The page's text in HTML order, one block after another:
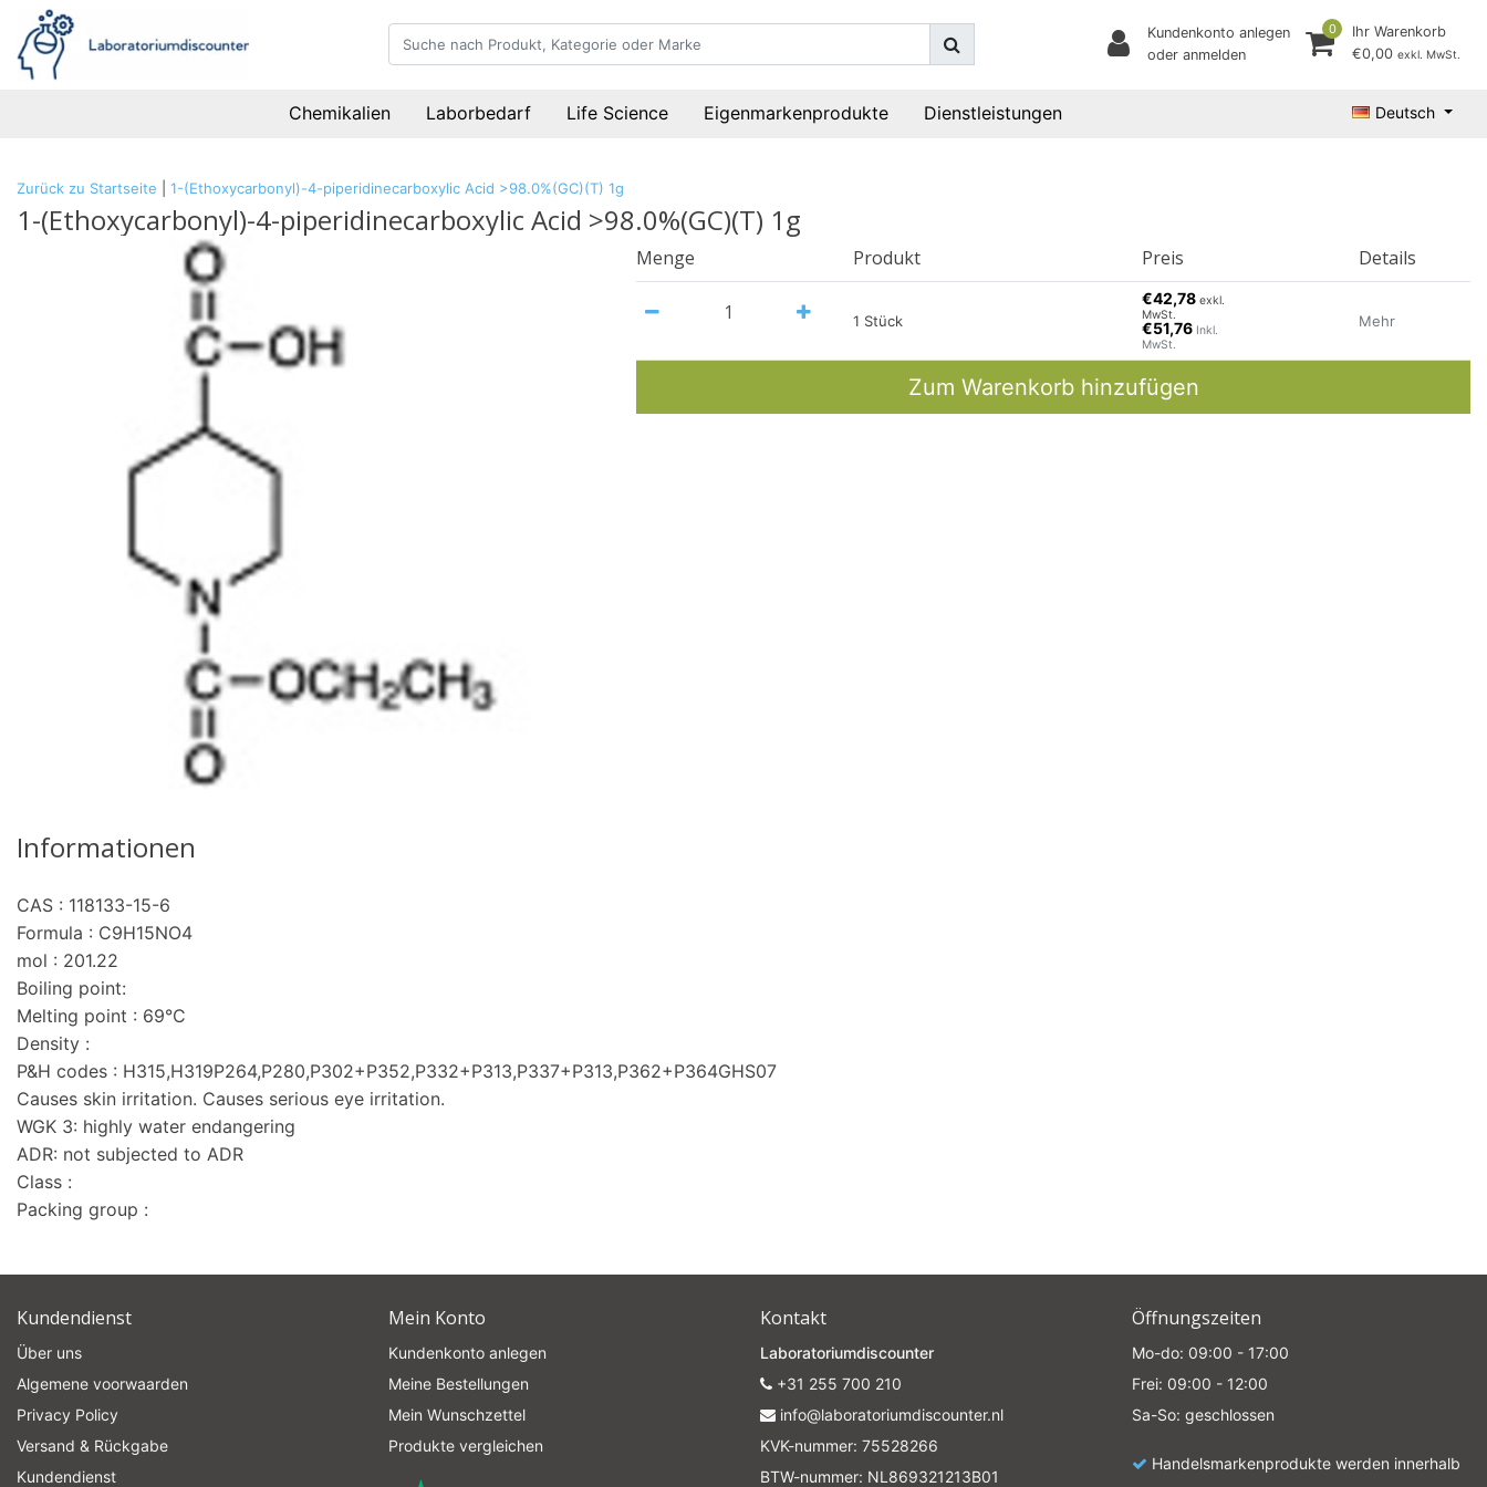
Kundenkonto anlegen
oder anmelden
0
Ihr Warenkorb
€0,00 exkl. MwSt.
Chemikalien Laborbedarf Life Science Eigenmarkenprodukte Dienstleistungen Deutsch
Zurück zu Startseite 1-(Ethoxycarbonyl)-4-piperidinecarboxylic Acid >98.0%(GC)(T) 1g
1-(Ethoxycarbonyl)-4-piperidinecarboxylic Acid >98.0%(GC)(T) 1g
Menge Produkt Preis Details
1 Stück
€42,78exkl.
MwSt.
€51,76 Inkl.
MwSt.
Mehr
Zum Warenkorb hinzufügen
Informationen
CAS : 118133-15-6
Formula : C9H15NO4
mol : 201.22
Boiling point:
Melting point : 69°C
Density :
P&H codes : H315,H319P264,P280,P302+P352,P332+P313,P337+P313,P362+P364GHS07
Causes skin irritation. Causes serious eye irritation.
WGK 3: highly water endangering
ADR: not subjected to ADR
Class :
Packing group :
Kundendienst
Über uns
Algemene voorwaarden
Privacy Policy
Versand & Rückgabe
Kundendienst
Mein Konto
Kundenkonto anlegen
Meine Bestellungen
Mein Wunschzettel
Produkte vergleichen
Kontakt
Laboratoriumdiscounter
+31 255 700 210
info@laboratoriumdiscounter.nl
KVK-nummer: 75528266
BTW-nummer: NL869321213B01
Öffnungszeiten
Mo-do: 09:00 - 17:00
Frei: 09:00 - 12:00
Sa-So: geschlossen
Handelsmarkenprodukte werden innerhalb